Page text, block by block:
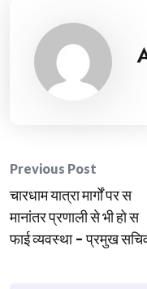
Post
navigation
Previous Post
चारधाम यात्रा मार्गों पर स
मानांतर प्रणाली से भी हो स
फाई व्यवस्था – प्रमुख